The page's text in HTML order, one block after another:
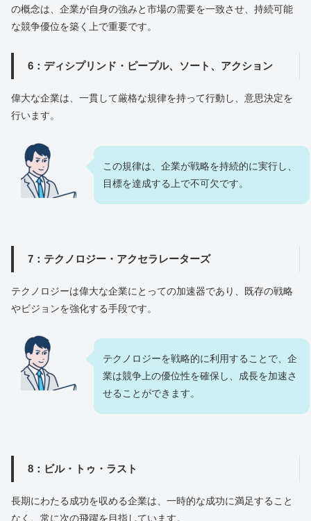
の概念は、企業が自身の強みと市場の需要を一致させ、持続可能
な競争優位を築く上で重要です。
6：ディシプリンド・ピープル、ソート、アクション
偉大な企業は、一貫して厳格な規律を持って行動し、意思決定を
行います。
この規律は、企業が戦略を持続的に実行し、
目標を達成する上で不可欠です。
7：テクノロジー・アクセラレーターズ
テクノロジーは偉大な企業にとっての加速器であり、既存の戦略
やビジョンを強化する手段です。
テクノロジーを戦略的に利用することで、企
業は競争上の優位性を確保し、成長を加速さ
せることができます。
8：ビル・トゥ・ラスト
長期にわたる成功を収める企業は、一時的な成功に満足すること
なく、常に次の飛躍を目指しています。